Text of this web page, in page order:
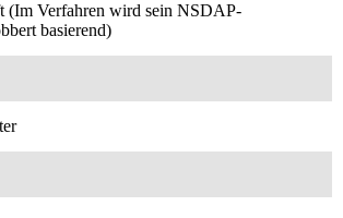
(Im Verfahren wird sein NSDAP-
basierend)